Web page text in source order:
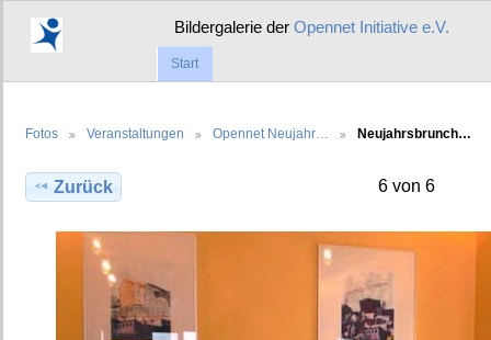
Bildergalerie derOpennet Initiative e.V.
Start
Fotos Veranstaltungen Opennet Neujahr… Neujahrsbrunch…
Zurück 6 von 6